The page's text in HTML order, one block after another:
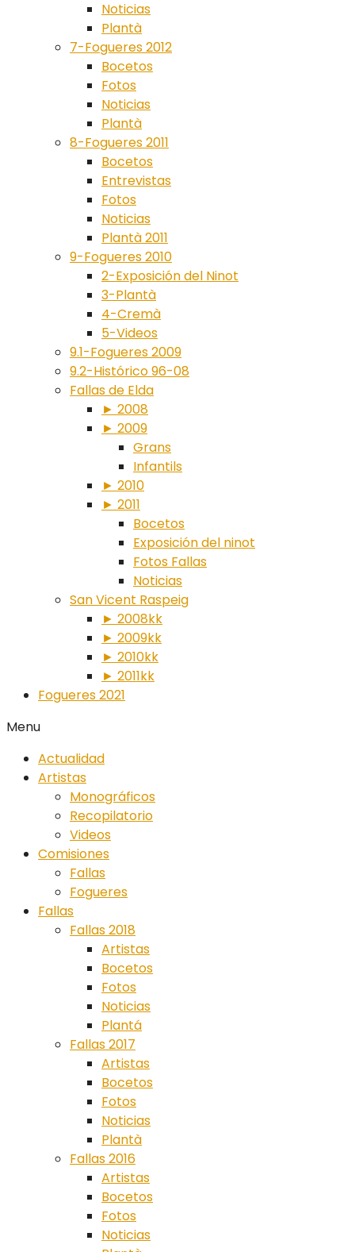
Noticias
Plantà
7-Fogueres 2012
Bocetos
Fotos
Noticias
Plantà
8-Fogueres 2011
Bocetos
Entrevistas
Fotos
Noticias
Plantà 2011
9-Fogueres 2010
2-Exposición del Ninot
3-Plantà
4-Cremà
5-Videos
9.1-Fogueres 2009
9.2-Histórico 96-08
Fallas de Elda
► 2008
► 2009
Grans
Infantils
► 2010
► 2011
Bocetos
Exposición del ninot
Fotos Fallas
Noticias
San Vicent Raspeig
► 2008kk
► 2009kk
► 2010kk
► 2011kk
Fogueres 2021
Menu
Actualidad
Artistas
Monográficos
Recopilatorio
Videos
Comisiones
Fallas
Fogueres
Fallas
Fallas 2018
Artistas
Bocetos
Fotos
Noticias
Plantá
Fallas 2017
Artistas
Bocetos
Fotos
Noticias
Plantà
Fallas 2016
Artistas
Bocetos
Fotos
Noticias